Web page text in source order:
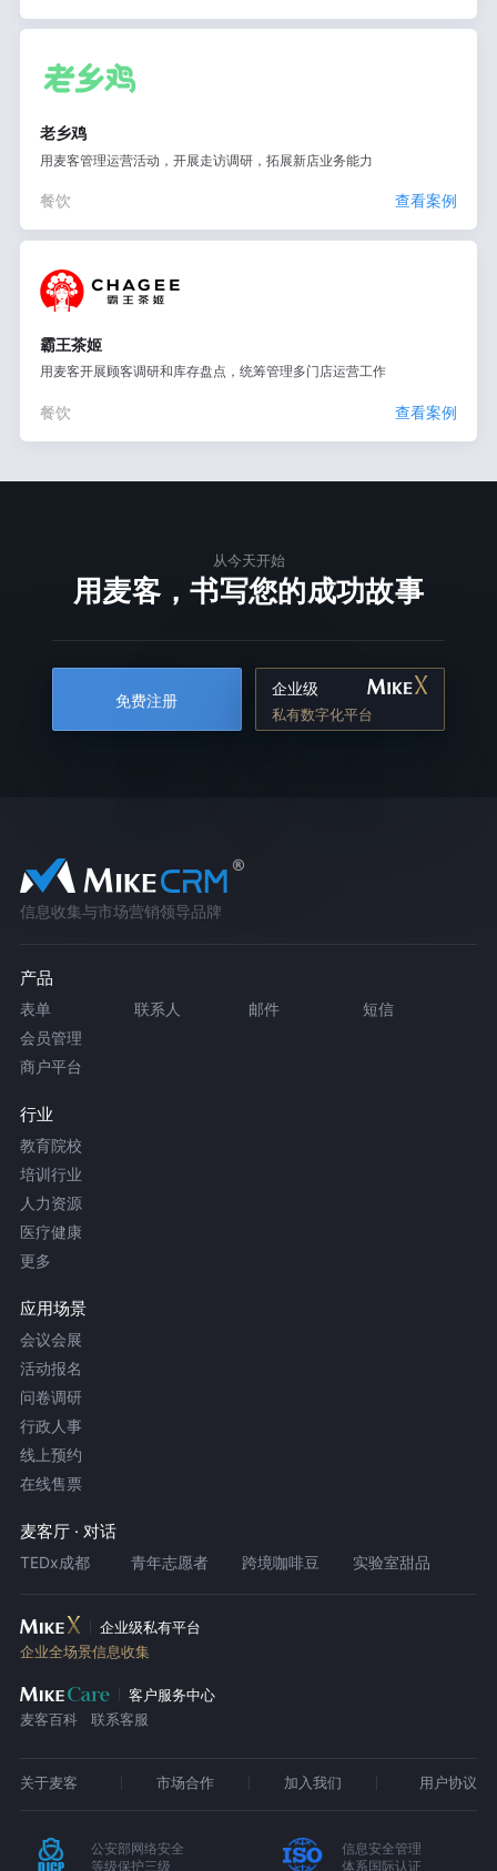
老乡鸡
用麦客管理运营活动，开展走访调研，拓展新店业务能力
餐饮 查看案例
霸王茶姬
用麦客开展顾客调研和库存盘点，统筹管理多门店运营工作
餐饮 查看案例
从今天开始
用麦客，书写您的成功故事
免费注册
企业级
私有数字化平台
信息收集与市场营销领导品牌
产品
表单 联系人 邮件
短信
会员管理
商户平台
行业
教育院校
培训行业
人力资源
医疗健康
更多
应用场景
会议会展
活动报名
问卷调研
行政人事
线上预约
在线售票
麦客厅 · 对话
TEDx成都 青年志愿者 跨境咖啡豆 实验室甜品
企业级私有平台
企业全场景信息收集
客户服务中心
麦客百科
联系客服
关于麦客 市场合作 加入我们 用户协议
公安部网络安全
等级保护三级
信息安全管理
体系国际认证